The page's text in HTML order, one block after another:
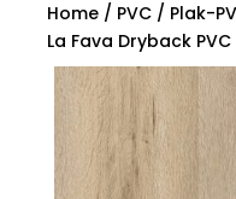
Home/ PVC/ Plak-
La Fava Dryback PVC